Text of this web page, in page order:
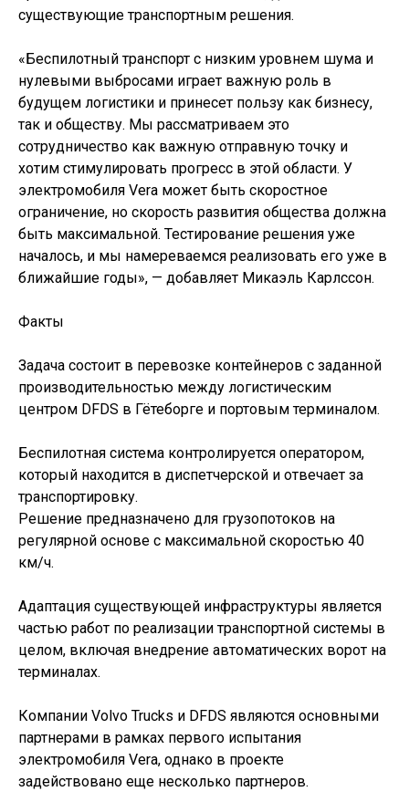
существующие транспортным решения.
«Беспилотный транспорт с низким уровнем шума и
нулевыми выбросами играет важную роль в
будущем логистики и принесет пользу как бизнесу,
так и обществу. Мы рассматриваем это
сотрудничество как важную отправную точку и
хотим стимулировать прогресс в этой области. У
электромобиля Vera может быть скоростное
ограничение, но скорость развития общества должна
быть максимальной. Тестирование решения уже
началось, и мы намереваемся реализовать его уже в
ближайшие годы», — добавляет Микаэль Карлссон.
Факты
Задача состоит в перевозке контейнеров с заданной
производительностью между логистическим
центром DFDS в Гётеборге и портовым терминалом.
Беспилотная система контролируется оператором,
который находится в диспетчерской и отвечает за
транспортировку.
Решение предназначено для грузопотоков на
регулярной основе с максимальной скоростью 40
км/ч.
Адаптация существующей инфраструктуры является
частью работ по реализации транспортной системы в
целом, включая внедрение автоматических ворот на
терминалах.
Компании Volvo Trucks и DFDS являются основными
партнерами в рамках первого испытания
электромобиля Vera, однако в проекте
задействовано еще несколько партнеров.